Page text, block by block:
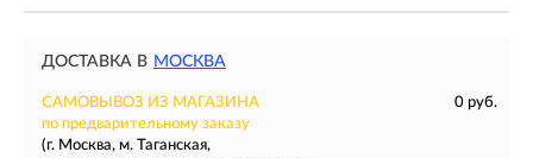
ДОСТАВКА В МОСКВА
САМОВЫВОЗ ИЗ МАГАЗИНА
0 руб.
по предварительному заказу
(г. Москва, м. Таганская,